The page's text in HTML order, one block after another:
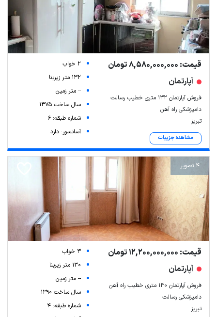
قیمت: 8,580,000,000 تومان
آپارتمان
فروش آپارتمان ۱۳۲ متری خطیب رسالت
دامپزشکی راه آهن
تبریز
مشاهده جزییات
2 خواب
132 متر زیربنا
-- متر زمین
سال ساخت 1375
شماره طبقه: 6
آسانسور: دارد
4 تصویر
قیمت: 12,200,000,000 تومان
آپارتمان
فروش آپارتمان ۱۳۰ متری خطیب راه آهن
دامپزشکی رسالت
تبریز
3 خواب
130 متر زیربنا
-- متر زمین
سال ساخت 1390
شماره طبقه: 4